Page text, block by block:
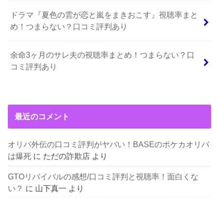
ドラマ『夏色の雲が恋と嵐をまきおこす』視聴率まと
め！つまらない？口コミ評判あり
余命3ヶ月のサレ夫の視聴率まとめ！つまらない？口
コミ評判あり
最近のコメント
オリパ外伝の口コミ評判がヤバい！BASEのポケカオリパ
は爆死 に ただの詐欺店 より
GTOリバイバルの感想/口コミ評判と視聴率！面白くな
い？ に 山下真一 より